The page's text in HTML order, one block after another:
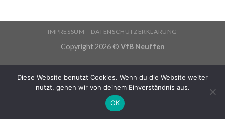
IMPRESSUM DATENSCHUTZERKLÄRUNG
Copyright 2026 © VfB Neuffen
Diese Website benutzt Cookies. Wenn du die Website weiter
nutzt, gehen wir von deinem Einverständnis aus.
OK